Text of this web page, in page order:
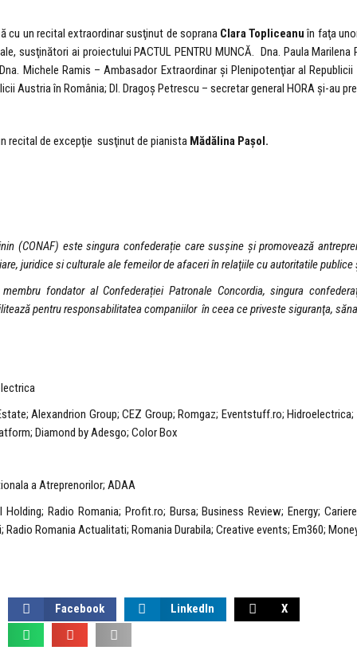
cu un recital extraordinar susţinut de soprana Clara Topliceanuîn faţa
susţinători ai proiectului PACTUL PENTRU MUNCĂ. Dna. Paula
Michele Ramis – Ambasador Extraordinar şi Plenipotenţiar al Republicii
Austria în România; Dl. Dragoş Petrescu – secretar general HORA şi-au
recital de excepţie susţinut de pianista Mădălina Pașol.
(CONAF) este singura confederație care susșine și promovează
juridice si culturale ale femeilor de afaceri în relaţiile cu autoritatile
fondator al Confederației Patronale Concordia, singura
pentru responsabilitatea companiilor în ceea ce priveste siguranţa,
Alexandrion Group; CEZ Group; Romgaz; Eventstuff.ro;
Diamond by Adesgo; Color Box
a Atreprenorilor; ADAA
Radio Romania; Profit.ro; Bursa; Business Review; Energy;
Radio Romania Actualitati; Romania Durabila; Creative events; Em360;
Facebook LinkedIn X